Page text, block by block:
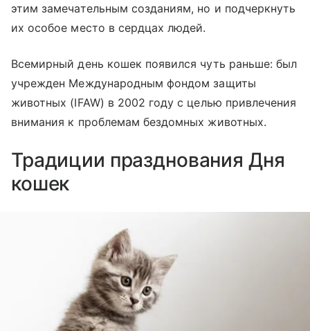
этим замечательным созданиям, но и подчеркнуть
их особое место в сердцах людей.
Всемирный день кошек появился чуть раньше: был
учрежден Международным фондом защиты
животных (IFAW) в 2002 году с целью привлечения
внимания к проблемам бездомных животных.
Традиции празднования Дня
кошек